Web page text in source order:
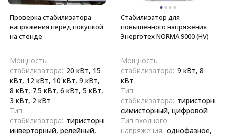
Проверка стабилизатора
напряжения перед покупкой
на стенде
Мощность
стабилизатора: 20 кВт, 15
кВт, 12 кВт, 10 кВт, 9 кВт,
8 кВт, 7.5 кВт, 6 кВт, 5 кВт,
3 кВт, 2 кВт
Тип
стабилизатора: тиристорный,
инверторный, релейный,
Стабилизатор для
повышенного напряжения
Энерготех NORMA 9000 (HV)
Мощность
стабилизатора: 9 кВт, 8
кВт
Тип
стабилизатора:
симисторный, цифровой
Тип входного
напряжения: однофазное,